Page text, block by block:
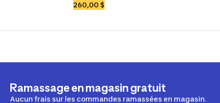
260,00 $
Ramassage en magasin gratuit
Aucun frais sur les commandes ramassées en magasin.